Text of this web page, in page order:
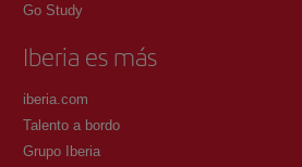
Go Study
Iberia es más
iberia.com
Talento a bordo
Grupo Iberia